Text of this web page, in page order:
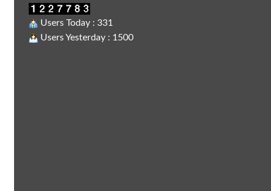
Users Today : 331
Users Yesterday : 1500